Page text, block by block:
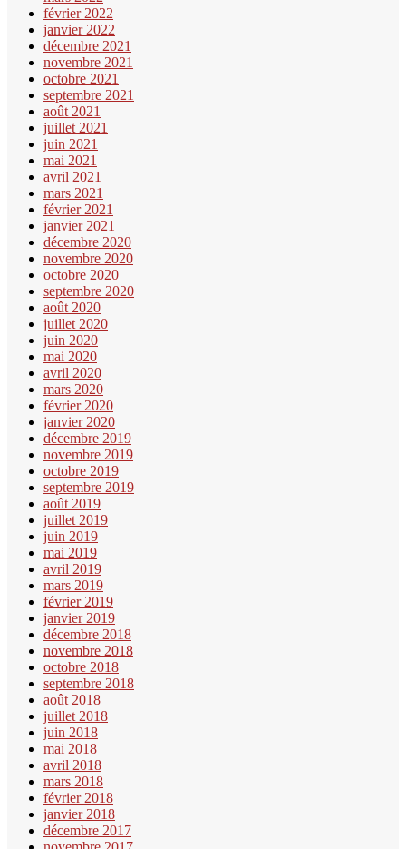
février 2022
janvier 2022
décembre 2021
novembre 2021
octobre 2021
septembre 2021
août 2021
juillet 2021
juin 2021
mai 2021
avril 2021
mars 2021
février 2021
janvier 2021
décembre 2020
novembre 2020
octobre 2020
septembre 2020
août 2020
juillet 2020
juin 2020
mai 2020
avril 2020
mars 2020
février 2020
janvier 2020
décembre 2019
novembre 2019
octobre 2019
septembre 2019
août 2019
juillet 2019
juin 2019
mai 2019
avril 2019
mars 2019
février 2019
janvier 2019
décembre 2018
novembre 2018
octobre 2018
septembre 2018
août 2018
juillet 2018
juin 2018
mai 2018
avril 2018
mars 2018
février 2018
janvier 2018
décembre 2017